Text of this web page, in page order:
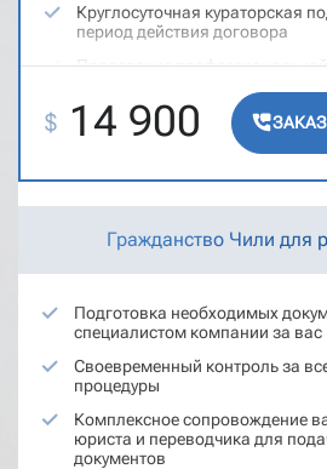
Круглосуточная кураторская
период действия договора
Проведение
Помощь при выборе школы или
старших детей
Латинской Америке
Обзорная экскурсия на
Сопровождение на приемах у
$ 14 900
Гражданство Чили для
Подготовка необходимых
специалистом компании за вас
Своевременный контроль за
процедуры
Комплексное сопровождение
юриста и переводчика для
документов